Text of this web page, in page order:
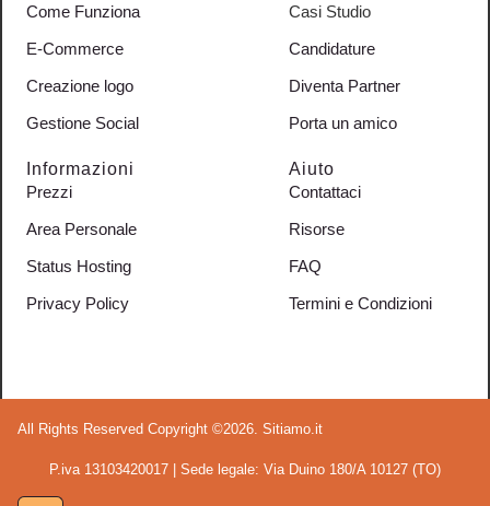
Come Funziona
E-Commerce
Creazione logo
Gestione Social
Casi Studio
Candidature
Diventa Partner
Porta un amico
Informazioni
Prezzi
Area Personale
Status Hosting
Privacy Policy
Aiuto
Contattaci
Risorse
FAQ
Termini e Condizioni
All Rights Reserved Copyright ©2026. Sitiamo.it
P.iva 13103420017 | Sede legale: Via Duino 180/A 10127 (TO)